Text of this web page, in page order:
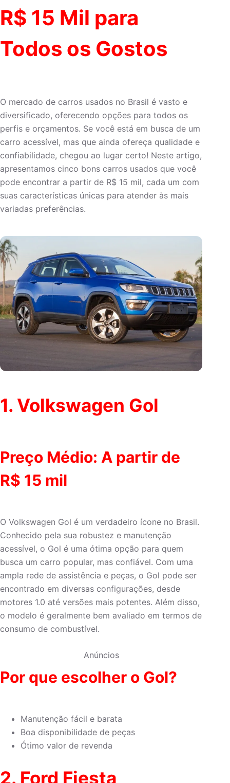
R$ 15 Mil para
Todos os Gostos
O mercado de carros usados no Brasil é vasto e
diversificado, oferecendo opções para todos os
perfis e orçamentos. Se você está em busca de um
carro acessível, mas que ainda ofereça qualidade e
confiabilidade, chegou ao lugar certo! Neste artigo,
apresentamos cinco bons carros usados que você
pode encontrar a partir de R$ 15 mil, cada um com
suas características únicas para atender às mais
variadas preferências.
1. Volkswagen Gol
Preço Médio: A partir de
R$ 15 mil
O Volkswagen Gol é um verdadeiro ícone no Brasil.
Conhecido pela sua robustez e manutenção
acessível, o Gol é uma ótima opção para quem
busca um carro popular, mas confiável. Com uma
ampla rede de assistência e peças, o Gol pode ser
encontrado em diversas configurações, desde
motores 1.0 até versões mais potentes. Além disso,
o modelo é geralmente bem avaliado em termos de
consumo de combustível.
Anúncios
Por que escolher o Gol?
Manutenção fácil e barata
Boa disponibilidade de peças
Ótimo valor de revenda
2. Ford Fiesta